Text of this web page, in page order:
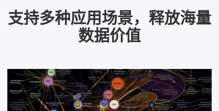
支持多种应用场景， 释放海量
数据价值